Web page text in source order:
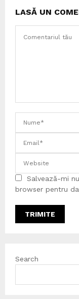
LASĂ UN
Salvează-mi
browser pentru
Search